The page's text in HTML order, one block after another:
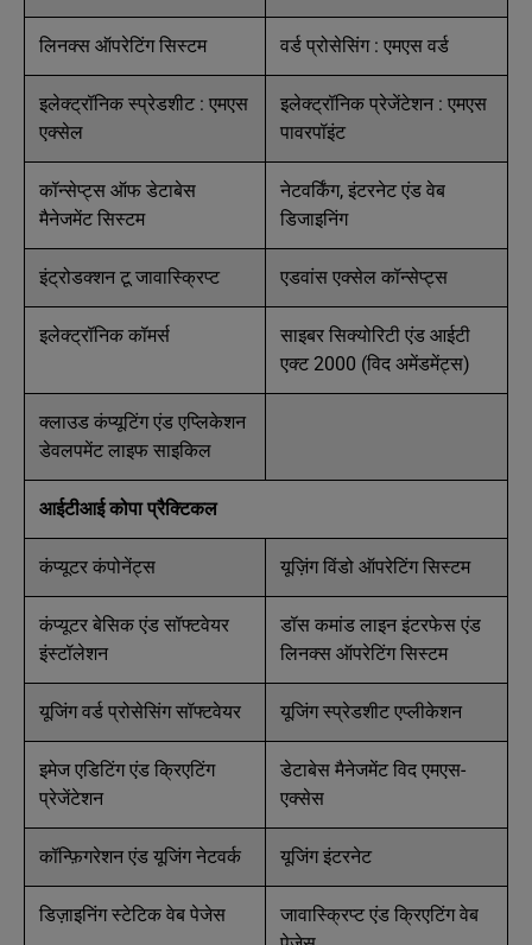
लिनक्स ऑपरेटिंग सिस्टम वर्ड प्रोसेसिंग : एमएस वर्ड
इलेक्ट्रॉनिक स्प्रेडशीट : एमएस
एक्सेल
इलेक्ट्रॉनिक प्रेजेंटेशन : एमएस
पावरपॉइंट
कॉन्सेप्ट्स ऑफ डेटाबेस
मैनेजमेंट सिस्टम
नेटवर्किंग, इंटरनेट एंड वेब
डिजाइनिंग
इंट्रोडक्शन टू जावास्क्रिप्ट एडवांस एक्सेल कॉन्सेप्ट्स
इलेक्ट्रॉनिक कॉमर्स
साइबर सिक्योरिटी एंड आईटी
एक्ट 2000 (विद अमेंडमेंट्स)
क्लाउड कंप्यूटिंग एंड एप्लिकेशन
डेवलपमेंट लाइफ साइकिल
आईटीआई कोपा प्रैक्टिकल
कंप्यूटर कंपोनेंट्स यूज़िंग विंडो ऑपरेटिंग सिस्टम
कंप्यूटर बेसिक एंड सॉफ्टवेयर
इंस्टॉलेशन
डॉस कमांड लाइन इंटरफेस एंड
लिनक्स ऑपरेटिंग सिस्टम
यूजिंग वर्ड प्रोसेसिंग सॉफ्टवेयर यूजिंग स्प्रेडशीट एप्लीकेशन
इमेज एडिटिंग एंड क्रिएटिंग
प्रेजेंटेशन
डेटाबेस मैनेजमेंट विद एमएस-
एक्सेस
कॉन्फ़िगरेशन एंड यूजिंग नेटवर्क यूजिंग इंटरनेट
डिज़ाइनिंग स्टेटिक वेब पेजेस
जावास्क्रिप्ट एंड क्रिएटिंग वेब